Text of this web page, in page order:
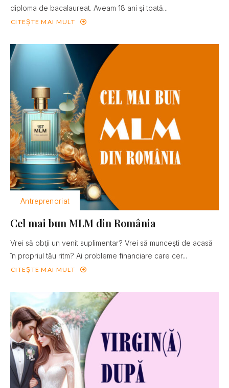
diploma de bacalaureat. Aveam 18 ani şi toată...
CITEȘTE MAI MULT
Antreprenoriat
Cel mai bun MLM din România
Vrei să obţii un venit suplimentar? Vrei să munceşti de acasă
în propriul tău ritm? Ai probleme financiare care cer...
CITEȘTE MAI MULT